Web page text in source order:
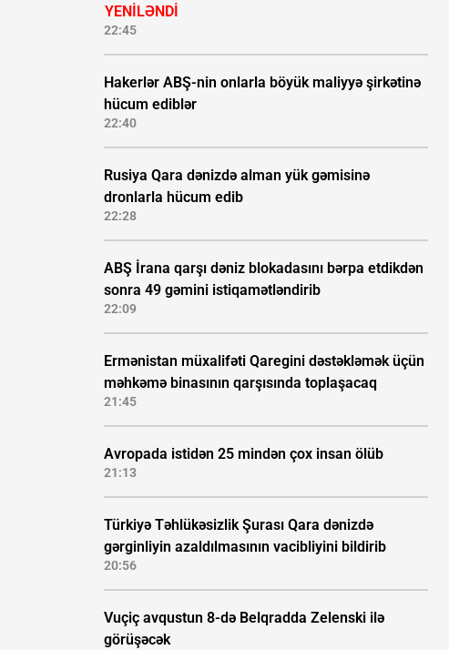
YENİLƏNDİ
22:45
Hakerlər ABŞ-nin onlarla böyük maliyyə şirkətinə
hücum ediblər
22:40
Rusiya Qara dənizdə alman yük gəmisinə
dronlarla hücum edib
22:28
ABŞ İrana qarşı dəniz blokadasını bərpa etdikdən
sonra 49 gəmini istiqamətləndirib
22:09
Ermənistan müxalifəti Qaregini dəstəkləmək üçün
məhkəmə binasının qarşısında toplaşacaq
21:45
Avropada istidən 25 mindən çox insan ölüb
21:13
Türkiyə Təhlükəsizlik Şurası Qara dənizdə
gərginliyin azaldılmasının vacibliyini bildirib
20:56
Vuçiç avqustun 8-də Belqradda Zelenski ilə
görüşəcək